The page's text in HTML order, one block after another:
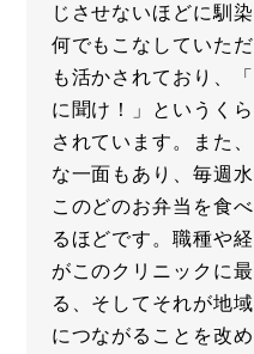
じさせないほどに馴
何でもこなしていた
も活かされており、
に聞け！」というく
されています。また
な一面もあり、毎週
このどのお弁当を食
るほどです。職種や
がこのクリニックに
る、そしてそれが地
につながることを改